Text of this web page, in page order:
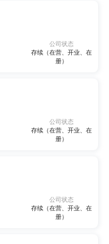
公司状态
存续（在营、开业、在
册）
公司状态
存续（在营、开业、在
册）
公司状态
存续（在营、开业、在
册）